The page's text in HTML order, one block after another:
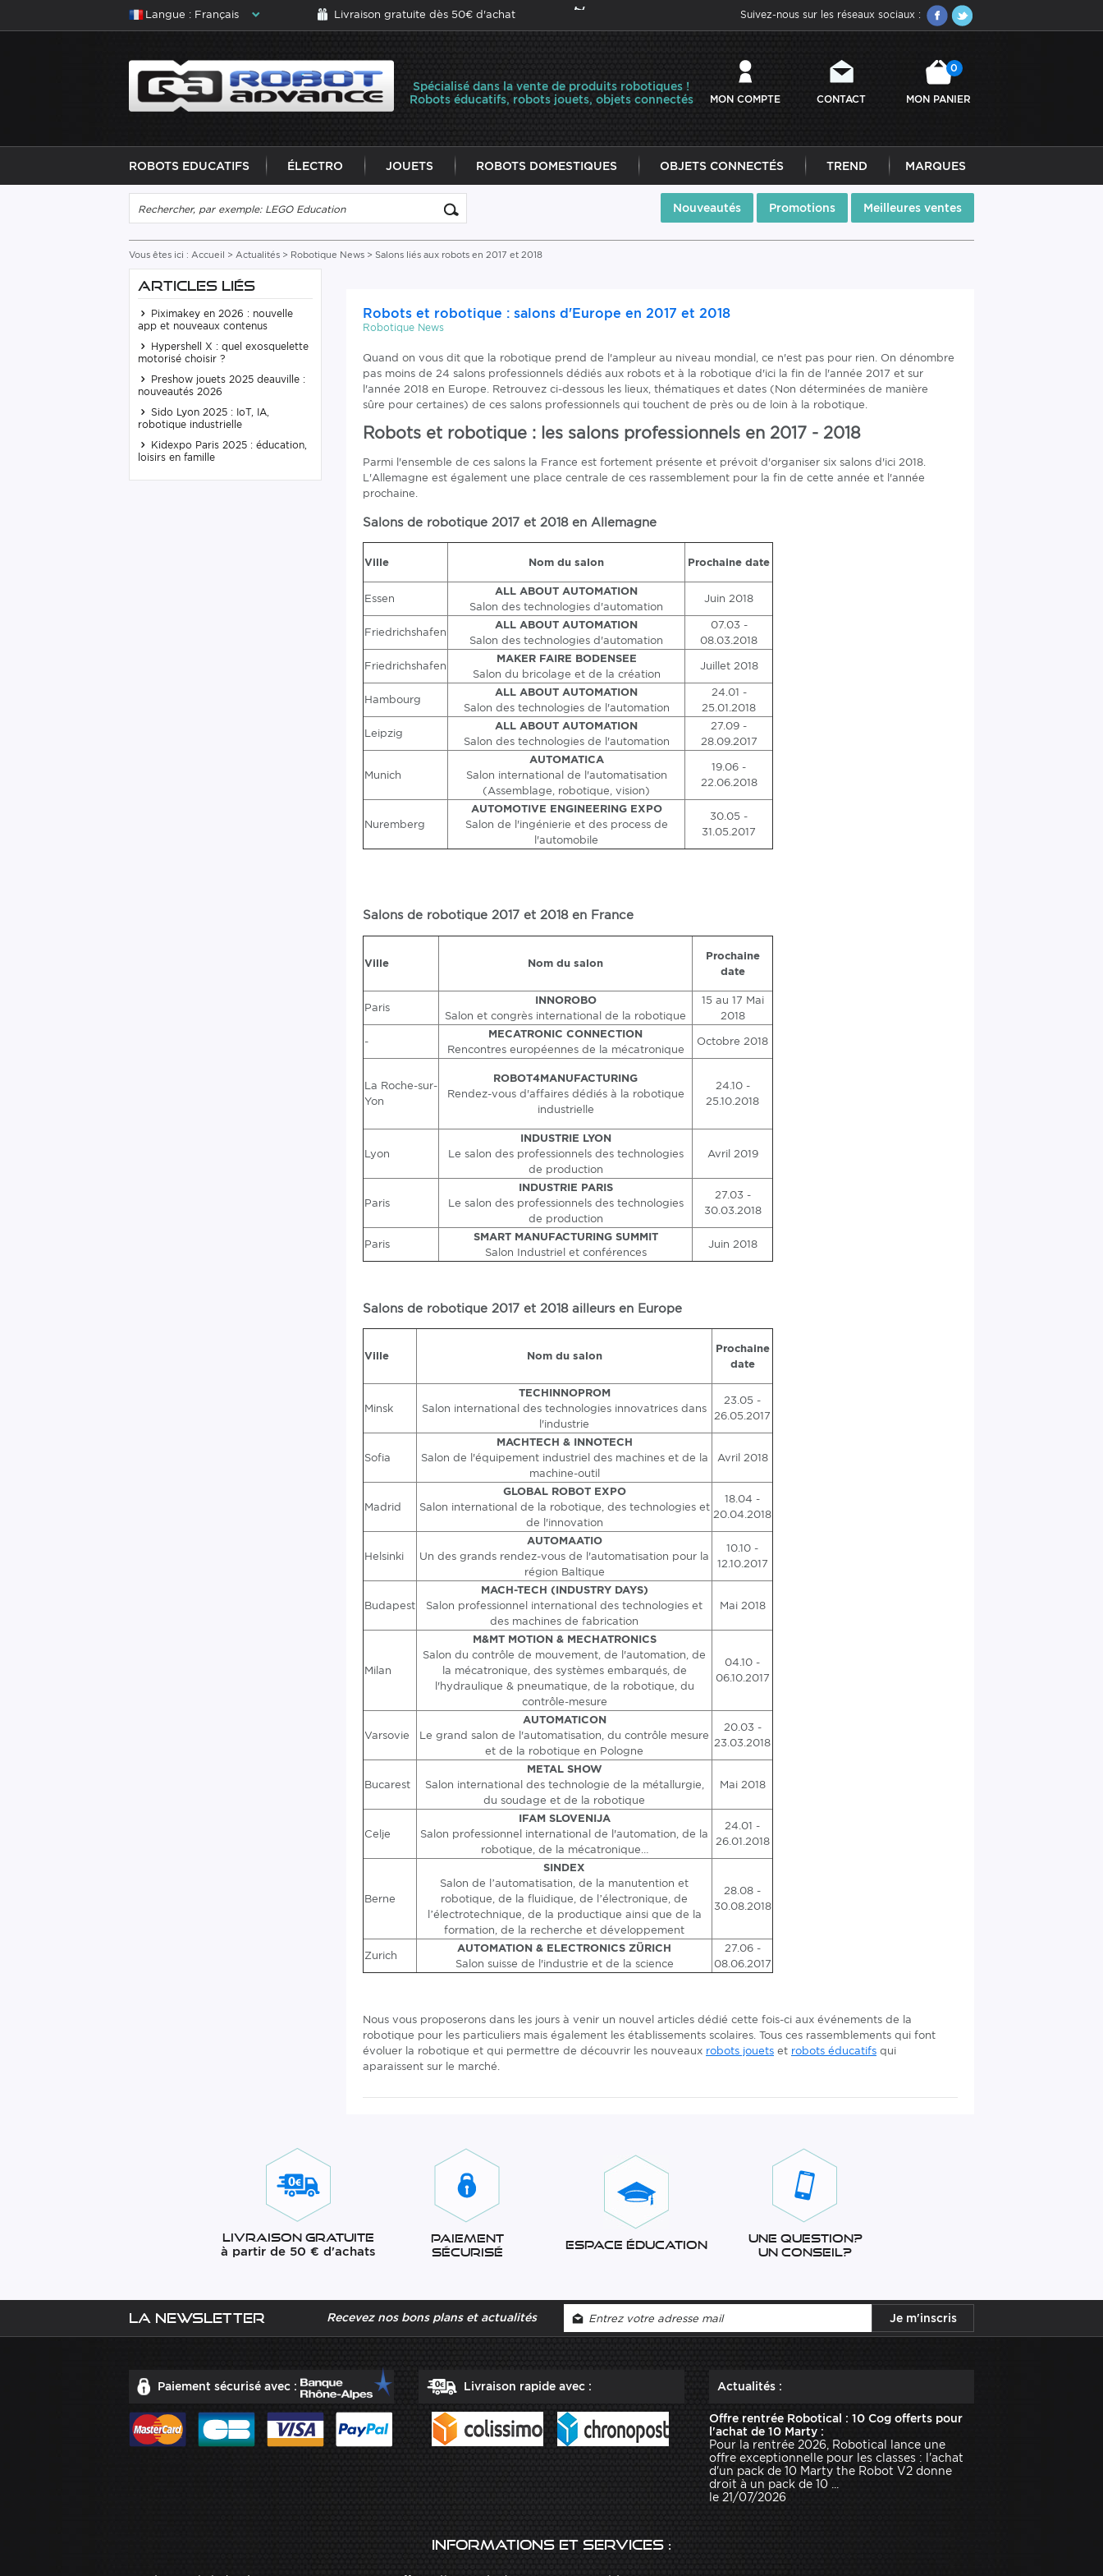
Langue : Français Livraison gratuite dès 50€ d'achat Suivez-nous sur les réseaux sociaux :
Spécialisé dans la vente de produits robotiques !
Robots éducatifs, robots jouets, objets connectés
MON COMPTE CONTACT MON PANIER
0
ROBOTS EDUCATIFS ÉLECTRO JOUETS ROBOTS DOMESTIQUES OBJETS CONNECTÉS TREND MARQUES
Nouveautés Promotions Meilleures ventes
Vous êtes ici : Accueil > Actualités > Robotique News > Salons liés aux robots en 2017 et 2018
ARTICLES LIÉS
Piximakey en 2026 : nouvelle
app et nouveaux contenus
Hypershell X : quel exosquelette
motorisé choisir ?
Preshow jouets 2025 deauville :
nouveautés 2026
Sido Lyon 2025 : IoT, IA,
robotique industrielle
Kidexpo Paris 2025 : éducation,
loisirs en famille
Robots et robotique : salons d'Europe en 2017 et 2018
Robotique News
Quand on vous dit que la robotique prend de l'ampleur au niveau mondial, ce n'est pas pour rien. On dénombre
pas moins de 24 salons professionnels dédiés aux robots et à la robotique d'ici la fin de l'année 2017 et sur
l'année 2018 en Europe. Retrouvez ci-dessous les lieux, thématiques et dates (Non déterminées de manière
sûre pour certaines) de ces salons professionnels qui touchent de près ou de loin à la robotique.
Robots et robotique : les salons professionnels en 2017 - 2018
Parmi l'ensemble de ces salons la France est fortement présente et prévoit d'organiser six salons d'ici 2018.
L'Allemagne est également une place centrale de ces rassemblement pour la fin de cette année et l'année
prochaine.
Salons de robotique 2017 et 2018 en Allemagne
Ville Nom du salon Prochaine date
Essen
ALL ABOUT AUTOMATION
​Salon des technologies d'automation
Juin 2018
Friedrichshafen
ALL ABOUT AUTOMATION
​​Salon des technologies d'automation
07.03 -
08.03.2018
Friedrichshafen
MAKER FAIRE BODENSEE
Salon du bricolage et de la création
Juillet 2018
Hambourg
ALL ABOUT AUTOMATION
Salon des technologies de l'automation
24.01 -
25.01.2018
Leipzig
ALL ABOUT AUTOMATION
Salon des technologies de l'automation
27.09 -
28.09.2017
Munich
AUTOMATICA
Salon international de l'automatisation
(Assemblage, robotique, vision)
19.06 -
22.06.2018
Nuremberg
AUTOMOTIVE ENGINEERING EXPO
Salon de l'ingénierie et des process de
l'automobile
30.05 -
31.05.2017
Salons de robotique 2017 et 2018 en France
Ville Nom du salon
Prochaine
date
Paris
INNOROBO
Salon et congrès international de la robotique
15 au 17 Mai
2018
-
MECATRONIC CONNECTION
Rencontres européennes de la mécatronique
Octobre 2018
La Roche-sur-
Yon
ROBOT4MANUFACTURING
Rendez-vous d'affaires dédiés à la robotique
industrielle
24.10 -
25.10.2018
Lyon
INDUSTRIE LYON
Le salon des professionnels des technologies
de production
Avril 2019
Paris
INDUSTRIE PARIS
Le salon des professionnels des technologies
de production
27.03 -
30.03.2018
Paris
SMART MANUFACTURING SUMMIT
Salon Industriel et conférences
Juin 2018
Salons de robotique 2017 et 2018 ailleurs en Europe
Ville Nom du salon
Prochaine
date
Minsk
TECHINNOPROM
Salon international des technologies innovatrices dans
l'industrie
23.05 -
26.05.2017
Sofia
MACHTECH & INNOTECH
Salon de l'équipement industriel des machines et de la
machine-outil
Avril 2018
Madrid
GLOBAL ROBOT EXPO
Salon international de la robotique, des technologies et
de l'innovation
18.04 -
20.04.2018
Helsinki
AUTOMAATIO
Un des grands rendez-vous de l'automatisation pour la
région Baltique
10.10 -
12.10.2017
Budapest
MACH-TECH (INDUSTRY DAYS)
Salon professionnel international des technologies et
des machines de fabrication
Mai 2018
Milan
M&MT MOTION & MECHATRONICS
Salon du contrôle de mouvement, de l'automation, de
la mécatronique, des systèmes embarqués, de
l'hydraulique & pneumatique, de la robotique, du
contrôle-mesure
04.10 -
06.10.2017
Varsovie
AUTOMATICON
Le grand salon de l'automatisation, du contrôle mesure
et de la robotique en Pologne
20.03 -
23.03.2018
Bucarest
METAL SHOW
Salon international des technologie de la métallurgie,
du soudage et de la robotique
Mai 2018
Celje
IFAM SLOVENIJA
Salon professionnel international de l'automation, de la
robotique, de la mécatronique…
24.01 -
26.01.2018
Berne
SINDEX
Salon de l’automatisation, de la manutention et
robotique, de la fluidique, de l’électronique, de
l’électrotechnique, de la productique ainsi que de la
formation, de la recherche et développement
28.08 -
30.08.2018
Zurich
AUTOMATION & ELECTRONICS ZÜRICH
Salon suisse de l'industrie et de la science
27.06 -
08.06.2017
Nous vous proposerons dans les jours à venir un nouvel articles dédié cette fois-ci aux événements de la
robotique pour les particuliers mais également les établissements scolaires. Tous ces rassemblements qui font
évoluer la robotique et qui permettre de découvrir les nouveaux robots jouets et robots éducatifs qui
aparaissent sur le marché.
Livraison gratuite
à partir de 50 € d'achats
Paiement
sécurisé
Espace éducation
Une question?
Un conseil?
La newsletter Recevez nos bons plans et actualités
Paiement sécurisé avec : Livraison rapide avec : Actualités :
Offre rentrée Robotical : 10 Cog offerts pour
l'achat de 10 Marty :
Pour la rentrée 2026, Robotical lance une
offre exceptionnelle pour les classes : l'achat
d'un pack de 10 Marty the Robot V2 donne
droit à un pack de 10 ...
le 21/07/2026
Informations et services :